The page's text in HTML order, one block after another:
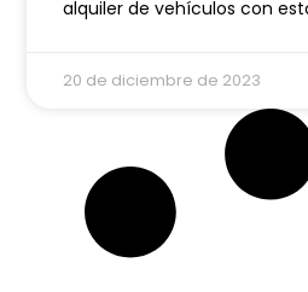
alquiler de vehículos con
20 de diciembre de 2023